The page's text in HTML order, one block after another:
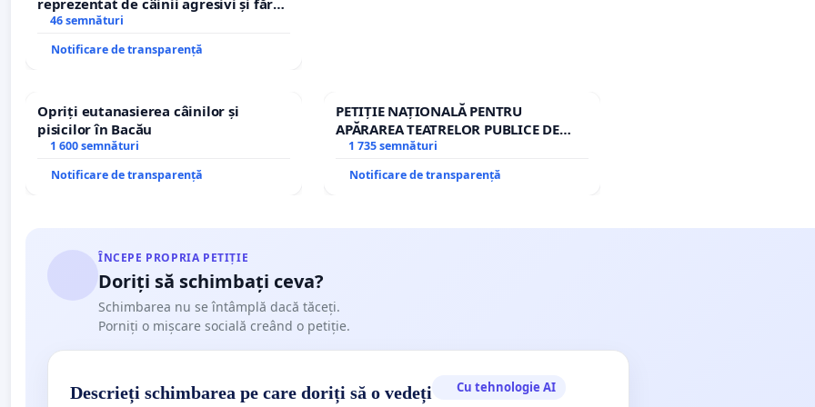
reprezentat de câinii agresivi și fără
stăpân din comuna Tunari
46 semnături
Notificare de transparență
Opriți eutanasierea câinilor și
pisicilor în Bacău
1 600 semnături
Notificare de transparență
PETIȚIE NAȚIONALĂ PENTRU
APĂRAREA TEATRELOR PUBLICE DE
REPERTORIU DIN ROMÂNIA
1 735 semnături
Notificare de transparență
ÎNCEPE PROPRIA PETIȚIE
Doriți să schimbați ceva?
Schimbarea nu se întâmplă dacă tăceți.
Porniți o mișcare socială creând o petiție.
Descrieți schimbarea pe care doriți să o vedeți Cu tehnologie AI